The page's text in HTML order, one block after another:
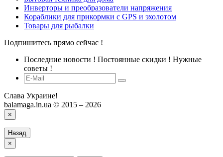
Инверторы и преобразователи напряжения
Кораблики для прикормки с GPS и эхолотом
Товары для рыбалки
Подпишитесь прямо сейчас !
Последние новости ! Постоянные скидки ! Нужные
советы !
Слава Украине!
balamaga.in.ua © 2015 – 2026
×
Назад
×